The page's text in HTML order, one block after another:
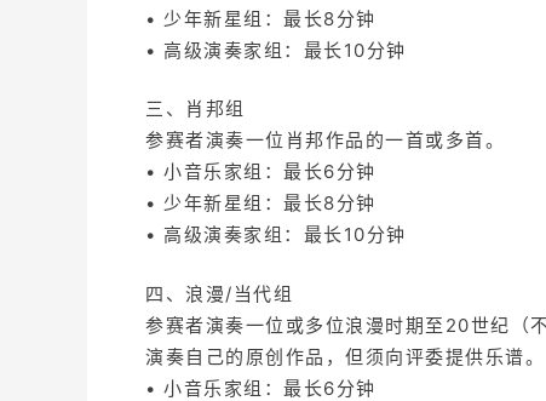
• 少年新星组：最长8分钟
• 高级演奏家组：最长10分钟
三、肖邦组
参赛者演奏一位肖邦作品的一首或多首。
• 小音乐家组：最长6分钟
• 少年新星组：最长8分钟
• 高级演奏家组：最长10分钟
四、浪漫/当代组
参赛者演奏一位或多位浪漫时期至20世纪（
演奏自己的原创作品，但须向评委提供乐谱。
• 小音乐家组：最长6分钟